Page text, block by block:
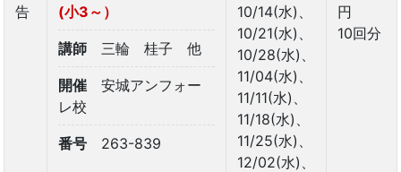
告
(小3～）
講師 三輪 桂子 他
開催
安城アンフォー
レ校
番号 263-839
10/14(水)、
10/21(水)、
10/28(水)、
11/04(水)、
11/11(水)、
11/18(水)、
11/25(水)、
12/02(水)、
円
10回分